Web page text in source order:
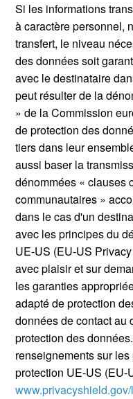
Si les informations
à caractère personnel,
transfert, le niveau
des données soit
avec le destinataire
peut résulter de la
» de la Commission
de protection des
tiers dans leur
aussi baser la
dénommées « clauses
communautaires »
dans le cas d'un
avec les principes du
UE-US (EU-US
avec plaisir et sur
les garanties
adapté de protection
données de contact au
protection des
renseignements sur
protection UE-US